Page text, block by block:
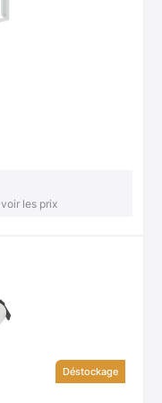
les prix
Déstockage